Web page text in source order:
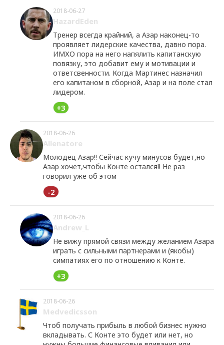
2018-06-27
HazardEden
Тренер всегда крайний, а Азар наконец-то
проявляет лидерские качества, давно пора.
ИМХО пора на него напялить капитанскую
повязку, это добавит ему и мотивации и
ответсвенности. Когда Мартинес назначил
его капитаном в сборной, Азар и на поле стал
лидером.
+3
2018-06-26
Allenatore
Молодец Азар!! Сейчас кучу минусов будет,но
Азар хочет,чтобы Конте остался!! Не раз
говорил уже об этом
-2
2018-06-26
Andrew_L
Не вижу прямой связи между желанием Азара
играть с сильными партнерами и (якобы)
симпатиях его по отношению к Конте.
+3
2018-06-26
Medvedicsson
Чтоб получать прибыль в любой бизнес нужно
вкладывать. С Конте это будет или нет, но